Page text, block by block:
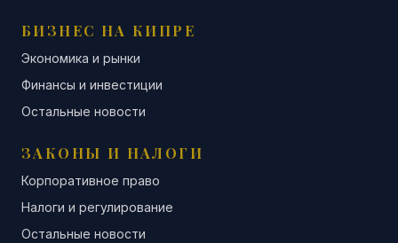
БИЗНЕС НА КИПРЕ
Экономика и рынки
Финансы и инвестиции
Остальные новости
ЗАКОНЫ И НАЛОГИ
Корпоративное право
Налоги и регулирование
Остальные новости